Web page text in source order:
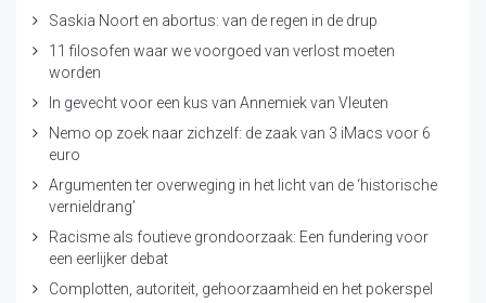
Saskia Noort en abortus: van de regen in de drup
11 filosofen waar we voorgoed van verlost moeten
worden
In gevecht voor een kus van Annemiek van Vleuten
Nemo op zoek naar zichzelf: de zaak van 3 iMacs voor 6
euro
Argumenten ter overweging in het licht van de ‘historische
vernieldrang’
Racisme als foutieve grondoorzaak: Een fundering voor
een eerlijker debat
Complotten, autoriteit, gehoorzaamheid en het pokerspel